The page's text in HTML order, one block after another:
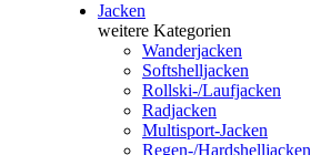
Jacken
weitere Kategorien
Wanderjacken
Softshelljacken
Rollski-/Laufjacken
Radjacken
Multisport-Jacken
Regen-/Hardshelljacken